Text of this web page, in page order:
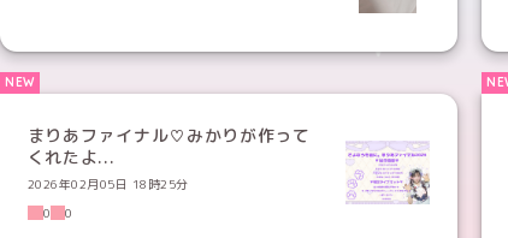
まりあファイナル♡みかりが作って
くれたよ...
2026年02月05日 18時25分
0
0